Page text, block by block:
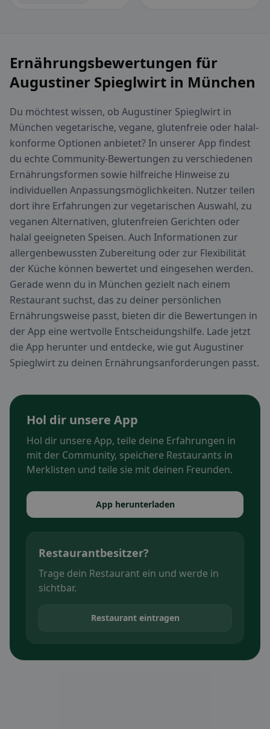
Ernährungsbewertungen für
Augustiner Spieglwirt in München
Du möchtest wissen, ob Augustiner Spieglwirt in
München vegetarische, vegane, glutenfreie oder halal-
konforme Optionen anbietet? In unserer App findest
du echte Community-Bewertungen zu verschiedenen
Ernährungsformen sowie hilfreiche Hinweise zu
individuellen Anpassungsmöglichkeiten. Nutzer teilen
dort ihre Erfahrungen zur vegetarischen Auswahl, zu
veganen Alternativen, glutenfreien Gerichten oder
halal geeigneten Speisen. Auch Informationen zur
allergenbewussten Zubereitung oder zur Flexibilität
der Küche können bewertet und eingesehen werden.
Gerade wenn du in München gezielt nach einem
Restaurant suchst, das zu deiner persönlichen
Ernährungsweise passt, bieten dir die Bewertungen in
der App eine wertvolle Entscheidungshilfe. Lade jetzt
die App herunter und entdecke, wie gut Augustiner
Spieglwirt zu deinen Ernährungsanforderungen passt.
Hol dir unsere App
Hol dir unsere App, teile deine Erfahrungen in
mit der Community, speichere Restaurants in
Merklisten und teile sie mit deinen Freunden.
App herunterladen
Restaurantbesitzer?
Trage dein Restaurant ein und werde in
sichtbar.
Restaurant eintragen